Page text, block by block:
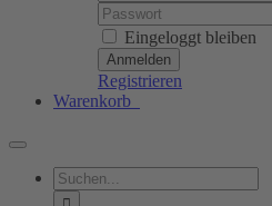
Password:
Eingeloggt bleiben
Registrieren
Warenkorb
Toggle
Navigation
Suche
nach: